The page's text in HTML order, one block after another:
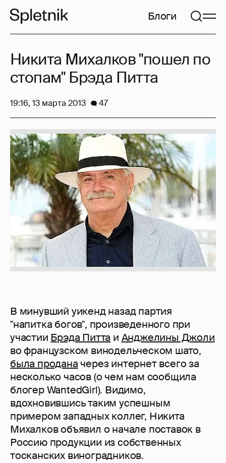
Блоги
В минувший уикенд назад партия
"напитка богов", произведенного при
участии Брэда Питта и Анджелины Джоли
во французском винодельческом шато,
была продана через интернет всего за
несколько часов (о чем нам сообщила
блогер WantedGirl). Видимо,
вдохновившись таким успешным
примером западных коллег, Никита
Михалков объявил о начале поставок в
Россию продукции из собственных
тосканских виноградников.
Никита Михалков "пошел по
стопам" Брэда Питта
19:16, 13 марта 2013 47